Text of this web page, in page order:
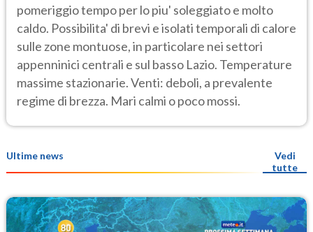
pomeriggio tempo per lo piu' soleggiato e molto
caldo. Possibilita' di brevi e isolati temporali di calore
sulle zone montuose, in particolare nei settori
appenninici centrali e sul basso Lazio. Temperature
massime stazionarie. Venti: deboli, a prevalente
regime di brezza. Mari calmi o poco mossi.
Ultime news
Vedi
tutte